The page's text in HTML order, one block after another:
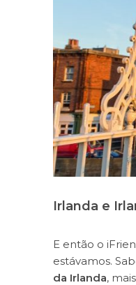
Irlanda e
E então o
estávamos.
da Irlanda,